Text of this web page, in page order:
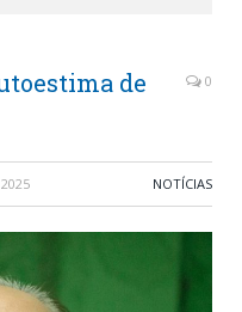
de
0
NOTÍCIAS